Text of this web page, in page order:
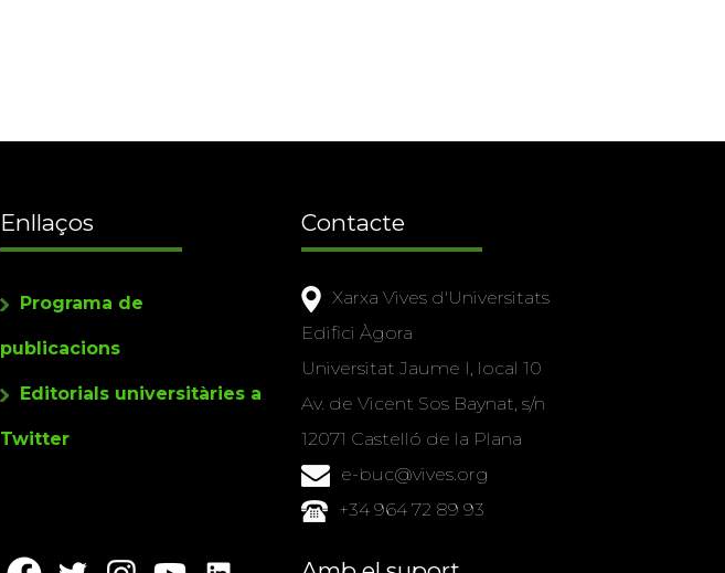
Enllaços
Programa de
publicacions
Editorials universitàries a
Twitter
Contacte
Xarxa Vives d'Universitats
Edifici Àgora
Universitat Jaume I, local 10
Av. de Vicent Sos Baynat, s/n
12071 Castelló de la Plana
e-buc@vives.org
+34 964 72 89 93